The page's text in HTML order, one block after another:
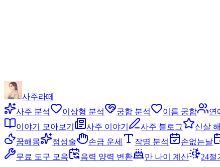
사주라떼
사주 분석
이상형 분석 궁합 분석 이름 궁합 연
이야기 모아보기
사주 이야기 사주 블로그 신살
꿈해몽
점성술 손금 운세 작명 분석 손없는날
무료 도구 모음
음력 양력 변환 만 나이 계산 24절